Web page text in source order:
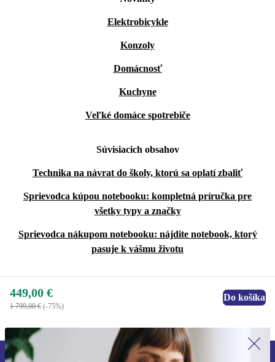
Elektrobicykle
Konzoly
Domácnosť
Kuchyne
Veľké domáce spotrebiče
Súvisiacich obsahov
Technika na návrat do školy, ktorú sa oplatí zbaliť
Sprievodca kúpou notebooku: kompletná príručka pre
všetky typy a značky
Sprievodca nákupom notebooku: nájdite notebook, ktorý
pasuje k vášmu životu
449,00 €
1 799,00 € (-75%)
Do košíka